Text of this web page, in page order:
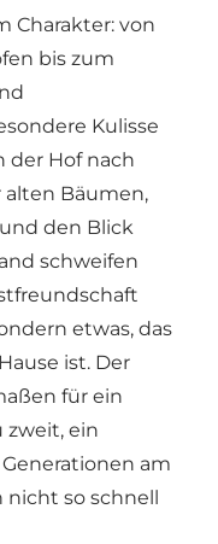
Charakter: von
bis zum
Kulisse
der Hof nach
Bäumen,
den Blick
schweifen
etwas, das
ist. Der
für ein
zweit, ein
am
so schnell